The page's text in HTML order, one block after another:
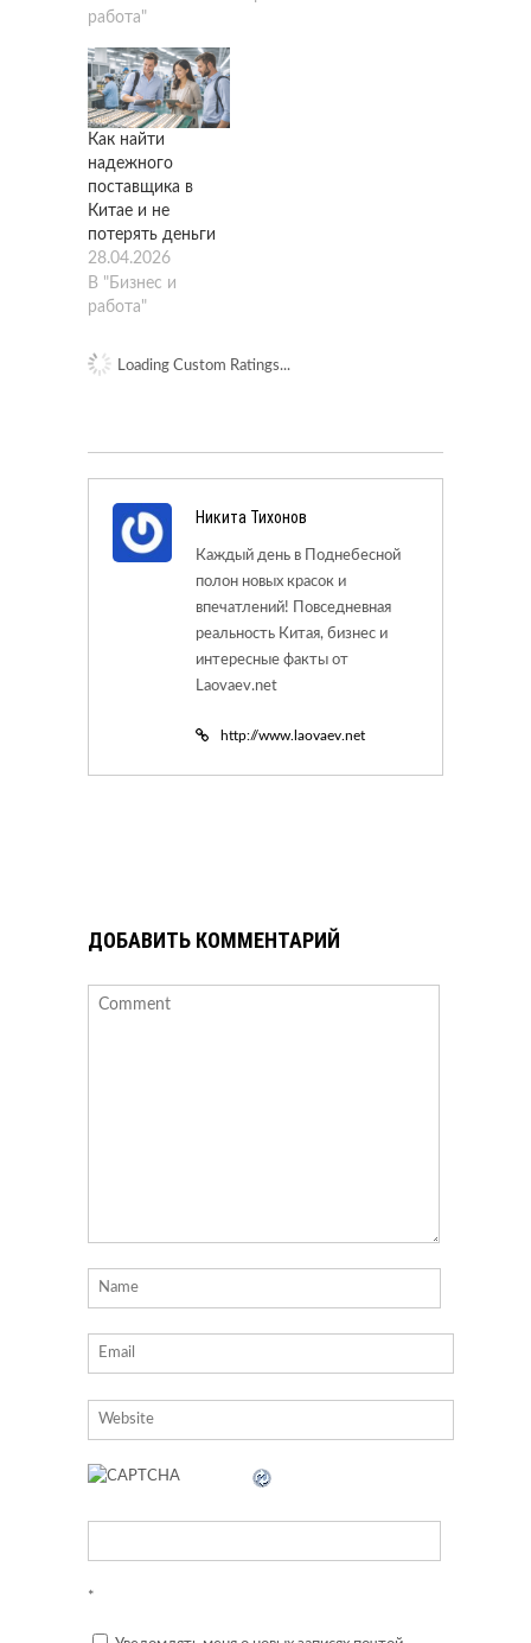
работа"
Как найти
надежного
поставщика в
Китае и не
потерять деньги
28.04.2026
В "Бизнес и
работа"
Loading Custom Ratings...
Никита Тихонов
Каждый день в Поднебесной
полон новых красок и
впечатлений! Повседневная
реальность Китая, бизнес и
интересные факты от
Laovaev.net
http://www.laovaev.net
ДОБАВИТЬ КОММЕНТАРИЙ
*